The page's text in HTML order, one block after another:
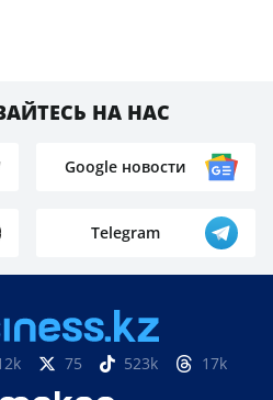
НА НАС
Google новости
Telegram
75 523k 17k